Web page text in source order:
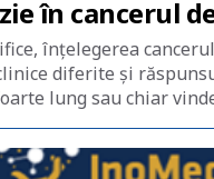
în cancerul
înțelegerea
diferite și
lung sau chiar